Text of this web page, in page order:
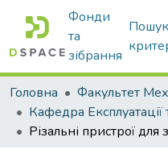
Фонди
та
зібрання
Головна